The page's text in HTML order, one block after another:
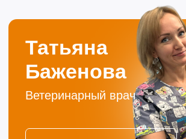
Контакты
Нажимая кнопку «Отправить», вы соглашаетесь
ул. С. Карнацевича, 12